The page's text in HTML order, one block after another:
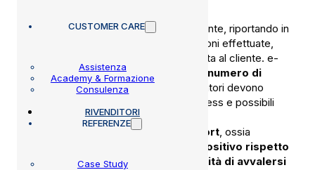
CUSTOMER CARE
Assistenza
Academy & Formazione
Consulenza
RIVENDITORI
REFERENZE
Case Study
La stampa dello scontrino fiscale parlante, riportando in
automatico tutti i dettagli sulle lavorazioni effettuate,
può sostituire la consegna della ricevuta al cliente. e-
Ticket Power ti permette di
ridurre il numero di
passaggi manualiche i tuoi collaboratori devono
compiere e di conseguenza tempi, stress e possibili
errori collegati a questa attività.
servizio support, ossia
aggiornamento costante del dispositivo rispetto
alla normativa vigente e la possibilità di avvalersi